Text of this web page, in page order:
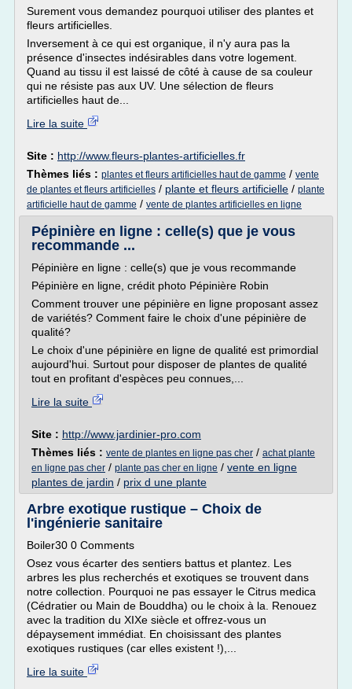
Surement vous demandez pourquoi utiliser des plantes et
fleurs artificielles.
Inversement à ce qui est organique, il n'y aura pas la
présence d'insectes indésirables dans votre logement.
Quand au tissu il est laissé de côté à cause de sa couleur
qui ne résiste pas aux UV. Une sélection de fleurs
artificielles haut de...
Lire la suite
Site : http://www.fleurs-plantes-artificielles.fr
Thèmes liés : plantes et fleurs artificielles haut de gamme / vente
de plantes et fleurs artificielles / plante et fleurs artificielle / plante
artificielle haut de gamme / vente de plantes artificielles en ligne
Pépinière en ligne : celle(s) que je vous
recommande ...
Pépinière en ligne : celle(s) que je vous recommande
Pépinière en ligne, crédit photo Pépinière Robin
Comment trouver une pépinière en ligne proposant assez
de variétés? Comment faire le choix d'une pépinière de
qualité?
Le choix d'une pépinière en ligne de qualité est primordial
aujourd'hui. Surtout pour disposer de plantes de qualité
tout en profitant d'espèces peu connues,...
Lire la suite
Site : http://www.jardinier-pro.com
Thèmes liés : vente de plantes en ligne pas cher / achat plante
en ligne pas cher / plante pas cher en ligne / vente en ligne
plantes de jardin / prix d une plante
Arbre exotique rustique – Choix de
l'ingénierie sanitaire
Boiler30 0 Comments
Osez vous écarter des sentiers battus et plantez. Les
arbres les plus recherchés et exotiques se trouvent dans
notre collection. Pourquoi ne pas essayer le Citrus medica
(Cédratier ou Main de Bouddha) ou le choix à la. Renouez
avec la tradition du XIXe siècle et offrez-vous un
dépaysement immédiat. En choisissant des plantes
exotiques rustiques (car elles existent !),...
Lire la suite